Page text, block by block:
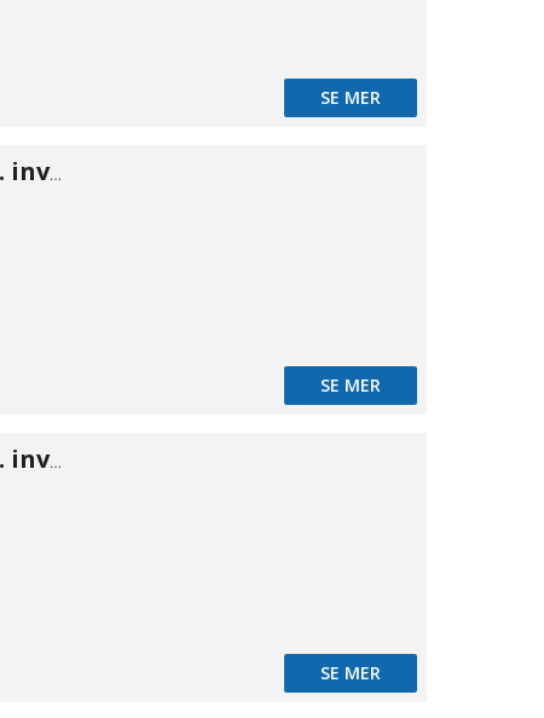
SE MER
ISO B nippel m. inv gänga 1/2"
SE MER
ISO B nippel m. inv gänga 3/4"
SE MER